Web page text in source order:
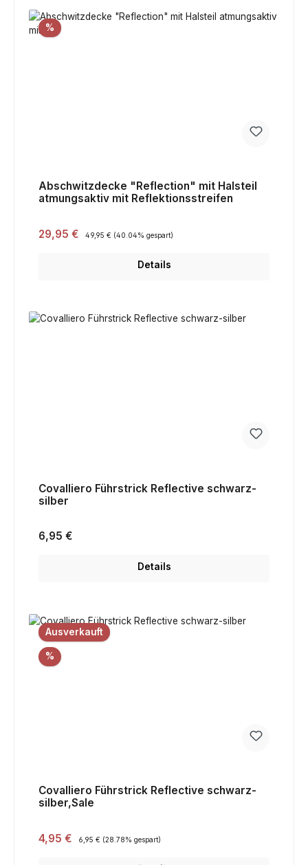
%Rabatt
Abschwitzdecke "Reflection" mit Halsteil
atmungsaktiv mit Reflektionsstreifen
Verkaufspreis:
29,95 € Regulärer Preis:
49,95 € (40.04% gespart)
Details
Covalliero Führstrick Reflective schwarz-
silber
Regulärer Preis:
6,95 €
Details
Ausverkauft
%Rabatt
Covalliero Führstrick Reflective schwarz-
silber,Sale
Verkaufspreis:
4,95 € Regulärer Preis:
6,95 € (28.78% gespart)